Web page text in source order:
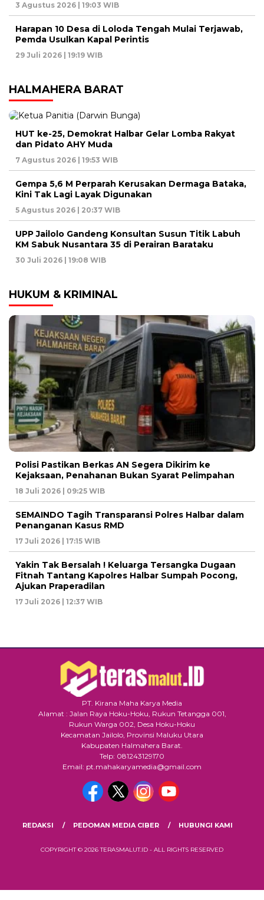
3 Agustus 2026 | 19:03 WIB
Harapan 10 Desa di Loloda Tengah Mulai Terjawab,
Pemda Usulkan Kapal Perintis
29 Juli 2026 | 19:19 WIB
HALMAHERA BARAT
HUT ke-25, Demokrat Halbar Gelar Lomba Rakyat
dan Pidato AHY Muda
7 Agustus 2026 | 19:53 WIB
Gempa 5,6 M Perparah Kerusakan Dermaga Bataka,
Kini Tak Lagi Layak Digunakan
5 Agustus 2026 | 20:37 WIB
UPP Jailolo Gandeng Konsultan Susun Titik Labuh
KM Sabuk Nusantara 35 di Perairan Barataku
30 Juli 2026 | 19:08 WIB
HUKUM & KRIMINAL
Polisi Pastikan Berkas AN Segera Dikirim ke
Kejaksaan, Penahanan Bukan Syarat Pelimpahan
18 Juli 2026 | 09:25 WIB
SEMAINDO Tagih Transparansi Polres Halbar dalam
Penanganan Kasus RMD
17 Juli 2026 | 17:15 WIB
Yakin Tak Bersalah ! Keluarga Tersangka Dugaan
Fitnah Tantang Kapolres Halbar Sumpah Pocong,
Ajukan Praperadilan
17 Juli 2026 | 12:37 WIB
PT. Kirana Maha Karya Media
Alamat : Jalan Raya Hoku-Hoku, Rukun Tetangga 001,
Rukun Warga 002, Desa Hoku-Hoku
Kecamatan Jailolo, Provinsi Maluku Utara
Kabupaten Halmahera Barat.
Telp: 081243129170
Email: pt.mahakaryamedia@gmail.com
REDAKSI PEDOMAN MEDIA CIBER HUBUNGI KAMI
COPYRIGHT © 2026 TERASMALUT.ID - ALL RIGHTS RESERVED